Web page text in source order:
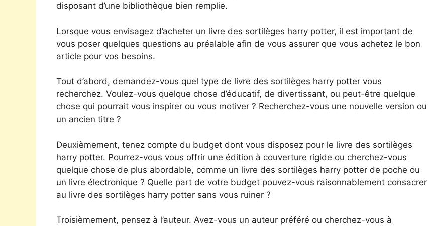
disposant d’une bibliothèque bien remplie.
Lorsque vous envisagez d’acheter un livre des sortilèges harry potter, il est important de
vous poser quelques questions au préalable afin de vous assurer que vous achetez le bon
article pour vos besoins.
Tout d’abord, demandez-vous quel type de livre des sortilèges harry potter vous
recherchez. Voulez-vous quelque chose d’éducatif, de divertissant, ou peut-être quelque
chose qui pourrait vous inspirer ou vous motiver ? Recherchez-vous une nouvelle version ou
un ancien titre ?
Deuxièmement, tenez compte du budget dont vous disposez pour le livre des sortilèges
harry potter. Pourrez-vous vous offrir une édition à couverture rigide ou cherchez-vous
quelque chose de plus abordable, comme un livre des sortilèges harry potter de poche ou
un livre électronique ? Quelle part de votre budget pouvez-vous raisonnablement consacrer
au livre des sortilèges harry potter sans vous ruiner ?
Troisièmement, pensez à l’auteur. Avez-vous un auteur préféré ou cherchez-vous à